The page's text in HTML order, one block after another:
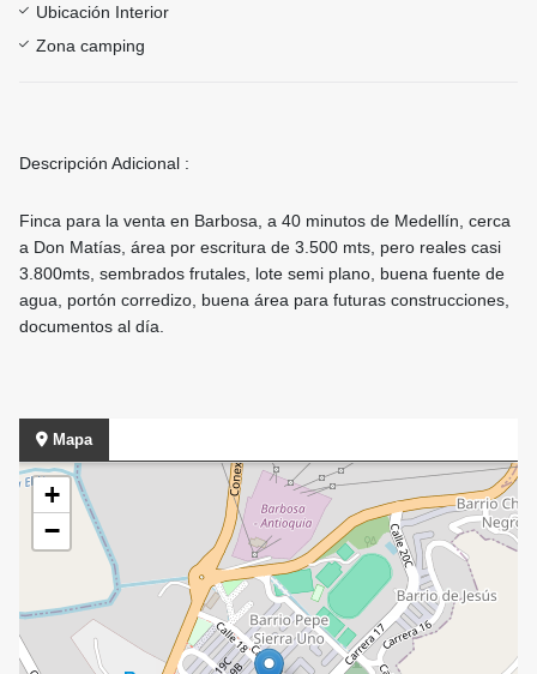
Ubicación Interior
Zona camping
Descripción Adicional :
Finca para la venta en Barbosa, a 40 minutos de Medellín, cerca
a Don Matías, área por escritura de 3.500 mts, pero reales casi
3.800mts, sembrados frutales, lote semi plano, buena fuente de
agua, portón corredizo, buena área para futuras construcciones,
documentos al día.
Mapa
+
−